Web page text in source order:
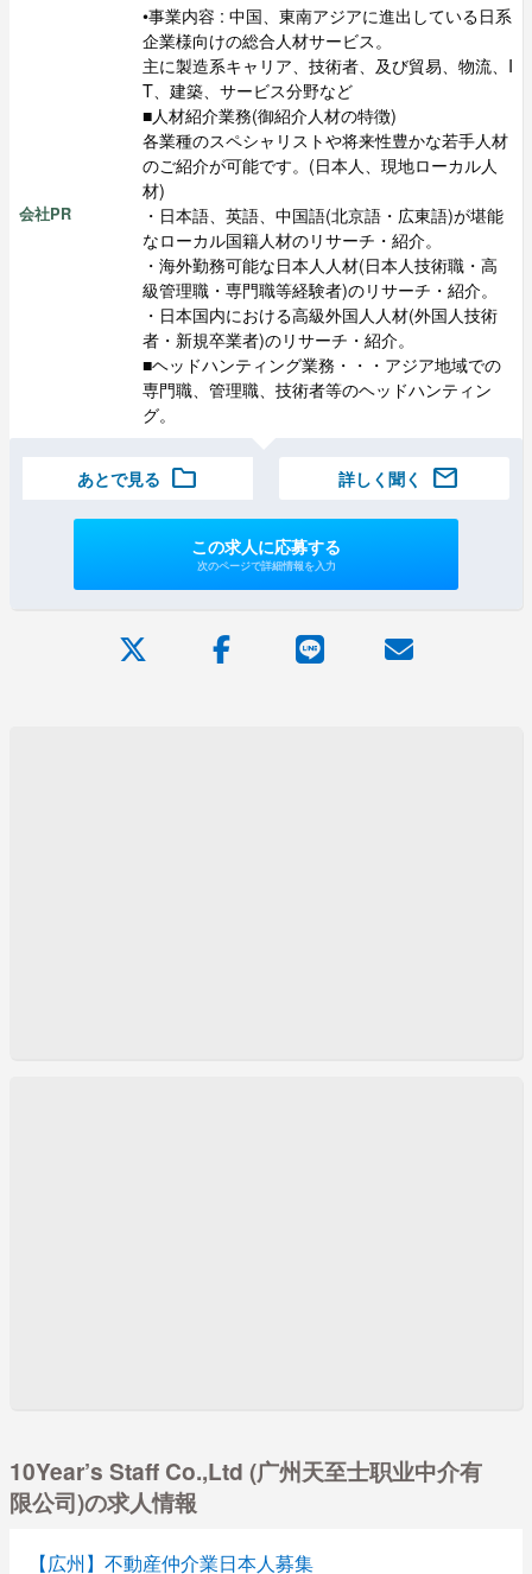
会社PR
•事業内容 : 中国、東南アジアに進出している日系
企業様向けの総合人材サービス。
主に製造系キャリア、技術者、及び貿易、物流、I
T、建築、サービス分野など
■人材紹介業務(御紹介人材の特徴)
各業種のスペシャリストや将来性豊かな若手人材
のご紹介が可能です。(日本人、現地ローカル人
材)
・日本語、英語、中国語(北京語・広東語)が堪能
なローカル国籍人材のリサーチ・紹介。
・海外勤務可能な日本人人材(日本人技術職・高
級管理職・専門職等経験者)のリサーチ・紹介。
・日本国内における高級外国人人材(外国人技術
者・新規卒業者)のリサーチ・紹介。
■ヘッドハンティング業務・・・アジア地域での
専門職、管理職、技術者等のヘッドハンティン
グ。
あとで見る folder 詳しく聞く mail
この求人に応募する
次のページで詳細情報を入力
10Year’s Staff Co.,Ltd (广州天至士职业中介有
限公司)の求人情報
【広州】不動産仲介業日本人募集